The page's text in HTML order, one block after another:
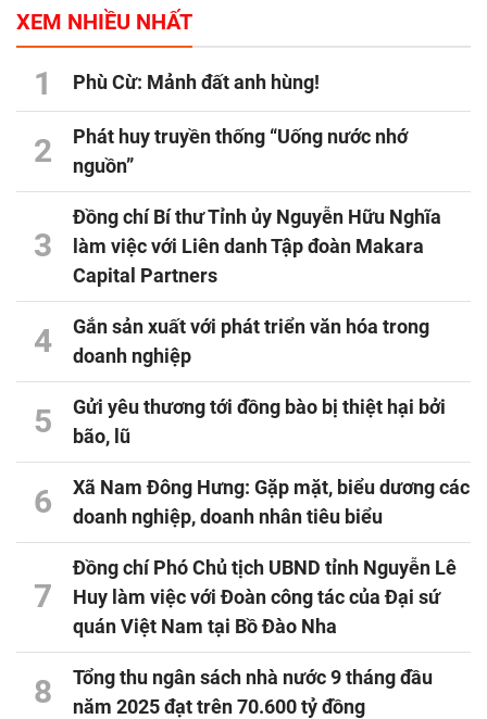
XEM NHIỀU NHẤT
1 Phù Cừ: Mảnh đất anh hùng!
2
Phát huy truyền thống “Uống nước nhớ
nguồn”
3
Đồng chí Bí thư Tỉnh ủy Nguyễn Hữu Nghĩa
làm việc với Liên danh Tập đoàn Makara
Capital Partners
4
Gắn sản xuất với phát triển văn hóa trong
doanh nghiệp
5
Gửi yêu thương tới đồng bào bị thiệt hại bởi
bão, lũ
6
Xã Nam Đông Hưng: Gặp mặt, biểu dương các
doanh nghiệp, doanh nhân tiêu biểu
7
Đồng chí Phó Chủ tịch UBND tỉnh Nguyễn Lê
Huy làm việc với Đoàn công tác của Đại sứ
quán Việt Nam tại Bồ Đào Nha
8
Tổng thu ngân sách nhà nước 9 tháng đầu
năm 2025 đạt trên 70.600 tỷ đồng